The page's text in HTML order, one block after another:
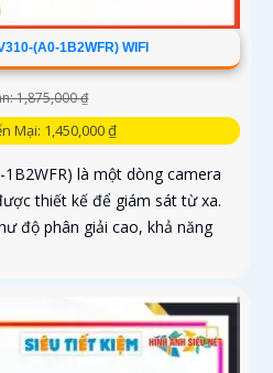
(A0-1B2WFR) WIFI
1,875,000 ₫
Mại: 1,450,000 ₫
1B2WFR) là một dòng camera
thiết kế để giám sát từ xa.
độ phân giải cao, khả năng